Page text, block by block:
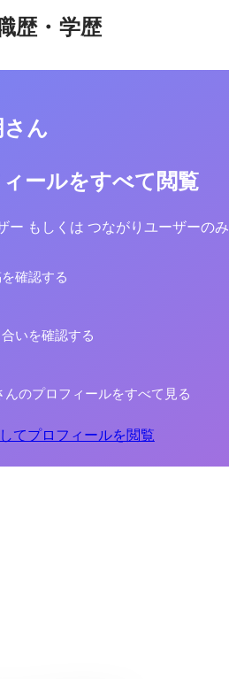
歴・学歴
さん
ールをすべて閲覧
ー もしくは つながりユーザーの
確認する
いを確認する
んのプロフィールをすべて見る
てプロフィールを閲覧